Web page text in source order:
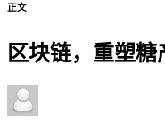
正文
区块链，重塑